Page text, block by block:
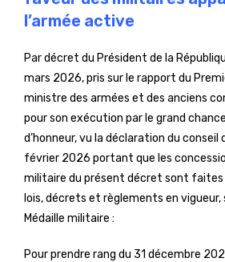
l’armée active
Par décret du Président de la
mars 2026, pris sur le rapport du
ministre des armées et des anciens
pour son exécution par le grand
d’honneur, vu la déclaration du conseil
février 2026 portant que les
militaire du présent décret sont
lois, décrets et règlements en vigueur,
Médaille militaire :
Pour prendre rang du 31 décembre